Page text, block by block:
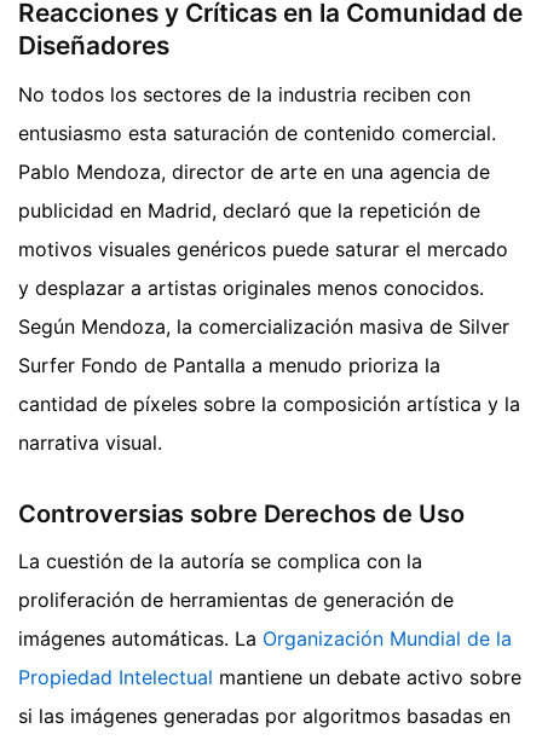
Reacciones y Críticas en la Comunidad de
Diseñadores
No todos los sectores de la industria reciben con
entusiasmo esta saturación de contenido comercial.
Pablo Mendoza, director de arte en una agencia de
publicidad en Madrid, declaró que la repetición de
motivos visuales genéricos puede saturar el mercado
y desplazar a artistas originales menos conocidos.
Según Mendoza, la comercialización masiva de Silver
Surfer Fondo de Pantalla a menudo prioriza la
cantidad de píxeles sobre la composición artística y la
narrativa visual.
Controversias sobre Derechos de Uso
La cuestión de la autoría se complica con la
proliferación de herramientas de generación de
imágenes automáticas. La Organización Mundial de la
Propiedad Intelectual mantiene un debate activo sobre
si las imágenes generadas por algoritmos basadas en